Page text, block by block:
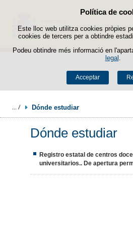
Política de
Este lloc web utilitza cookies pròpies
cookies de tercers per a obtindre
Podeu obtindre més informació en
legal
Acceptar
Dónde estudiar
Dónde estudiar
Registro estatal de centros
universitarios.. De apertura